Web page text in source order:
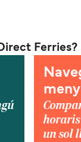
Ferries?
un sol